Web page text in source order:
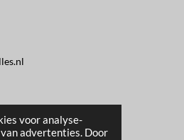
voor analyse-
advertenties. Door